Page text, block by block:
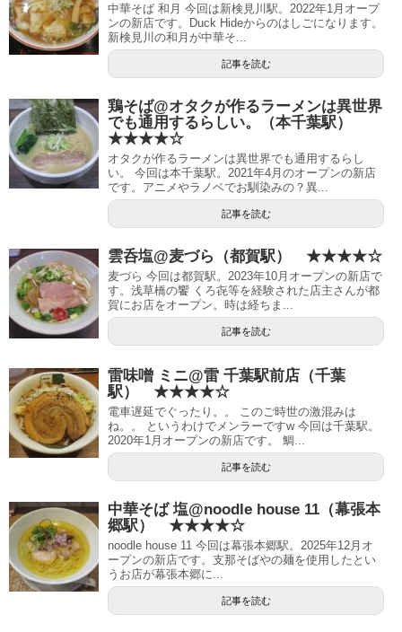
中華そば 和月 今回は新検見川駅。2022年1月オープ
ンの新店です。Duck Hideからのはしごになります。
新検見川の和月が中華そ...
記事を読む
鶏そば@オタクが作るラーメンは異世界
でも通用するらしい。（本千葉駅）
★★★★☆
オタクが作るラーメンは異世界でも通用するらし
い。 今回は本千葉駅。2021年4月のオープンの新店
です。アニメやラノベでお馴染みの？異...
記事を読む
雲呑塩@麦づら（都賀駅） ★★★★☆
麦づら 今回は都賀駅。2023年10月オープンの新店で
す。浅草橋の饗 くろ㐂等を経験された店主さんが都
賀にお店をオープン。時は経ちま...
記事を読む
雷味噌 ミニ@雷 千葉駅前店（千葉
駅） ★★★★☆
電車遅延でぐったり。。 このご時世の激混みは
ね。。 というわけでメンラーですw 今回は千葉駅。
2020年1月オープンの新店です。 鯛...
記事を読む
中華そば 塩@noodle house 11（幕張本
郷駅） ★★★★☆
noodle house 11 今回は幕張本郷駅。2025年12月オ
ープンの新店です。支那そばやの麺を使用したとい
うお店が幕張本郷に...
記事を読む